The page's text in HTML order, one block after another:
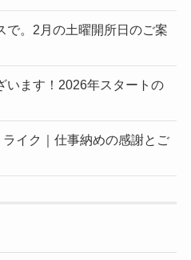
で。2月の土曜開所日のご案
います！2026年スタートの
イク｜仕事納めの感謝とご